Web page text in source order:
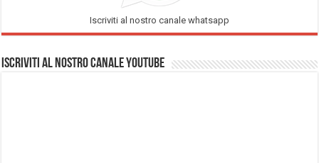
Iscriviti al nostro canale whatsapp
Iscriviti al nostro Canale Youtube